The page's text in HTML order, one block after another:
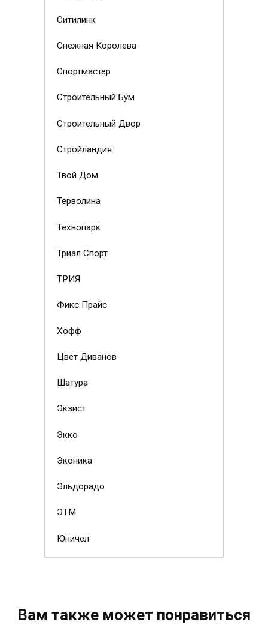
Ситилинк
Снежная Королева
Спортмастер
Строительный Бум
Строительный Двор
Стройландия
Твой Дом
Терволина
Технопарк
Триал Спорт
ТРИЯ
Фикс Прайс
Хофф
Цвет Диванов
Шатура
Экзист
Экко
Эконика
Эльдорадо
ЭТМ
Юничел
Вам также может понравиться